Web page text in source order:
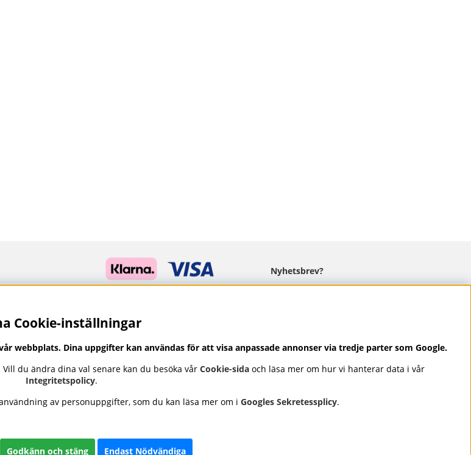
Nyhetsbrev?
Se våra omdömen på⭐ Trustpilot
som speglar skönhet i balans.
Cookie-inställningar
webbplats. Dina uppgifter kan användas för att visa anpassade annonser via tredje parter som Google.
du ändra dina val senare kan du besöka vår Cookie-sidaoch läsa mer om hur vi hanterar data i vår
Integritetspolicy.
av personuppgifter, som du kan läsa mer om i Googles Sekretessplicy.
Godkänn och stäng Endast Nödvändiga